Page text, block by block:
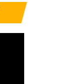
Tocador
de